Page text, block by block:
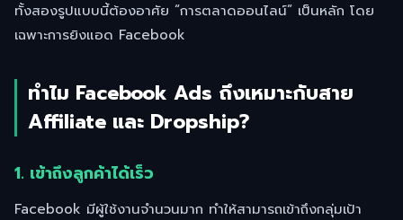
ทั้งสองรูปแบบนี้ต้องอาศัย “การตลาดออนไลน์” เป็นหลัก โดย
เฉพาะการยิงแอด Facebook
ทำไม Facebook Ads ถึงเหมาะกับสาย
Affiliate และ Dropship?
1. เข้าถึงลูกค้าได้เร็ว
Facebook มีผู้ใช้งานจำนวนมาก ทำให้สามารถเข้าถึงกลุ่มเป้า